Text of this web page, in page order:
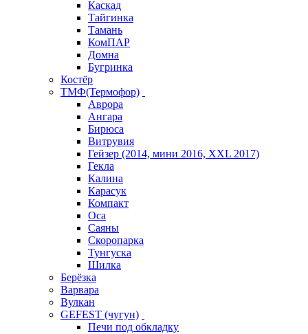
Каскад
Тайгинка
Тамань
КомПАР
Домна
Бугринка
Костёр
ТМФ(Термофор)
Аврора
Ангара
Бирюса
Витрувия
Гейзер (2014, мини 2016, XXL 2017)
Гекла
Калина
Карасук
Компакт
Оса
Саяны
Скоропарка
Тунгуска
Шилка
Берёзка
Варвара
Вулкан
GEFEST (чугун)
Печи под обкладку